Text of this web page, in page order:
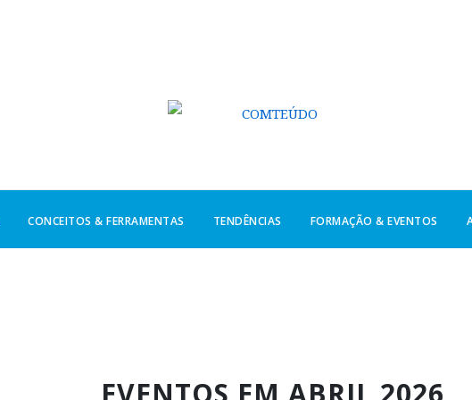
CONCEITOS & FERRAMENTAS TENDÊNCIAS FORMAÇÃO & EVENTOS